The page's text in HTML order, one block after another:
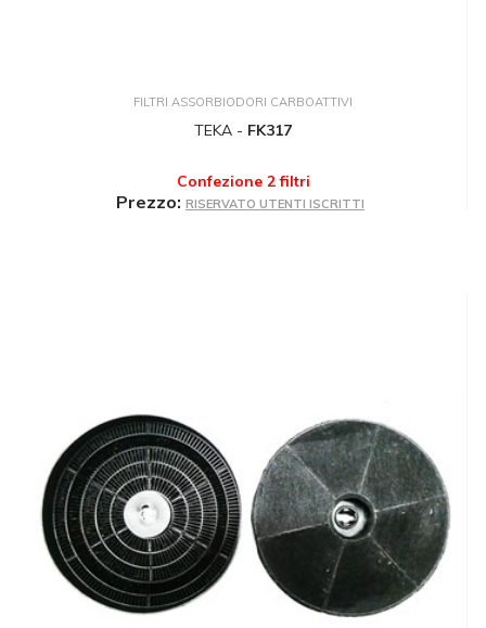
FILTRI ASSORBIODORI CARBOATTIVI
TEKA - FK317
Confezione 2 filtri
Prezzo: RISERVATO UTENTI ISCRITTI